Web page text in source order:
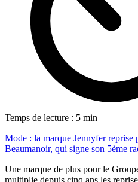
Temps de lecture : 5 min
Mode : la marque Jennyfer reprise
Beaumanoir, qui signe son 5ème
Une marque de plus pour le
multiplie depuis cinq ans les